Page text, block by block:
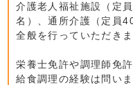
介護老人福祉施設（定
名）、通所介護（定員
全般を行っていただきま
栄養士免許や調理師免
給食調理の経験は問いま